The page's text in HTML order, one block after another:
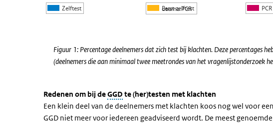
Zelftest Eerst zelftest
daarna PCR
Figuur 1: Percentage deelnemers dat zich test bij klachten. Deze percentages
(deelnemers die aan minimaal twee meetrondes van het vragenlijstonderzoek
Redenen om bij deGGD te (her)testen met klachten
Een klein deel van de deelnemers met klachten koos nog wel voor
GGD niet meer voor iedereen geadviseerd wordt. De meest